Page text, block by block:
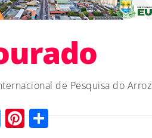
de Pesquisa do Arroz
TwitterPinterest